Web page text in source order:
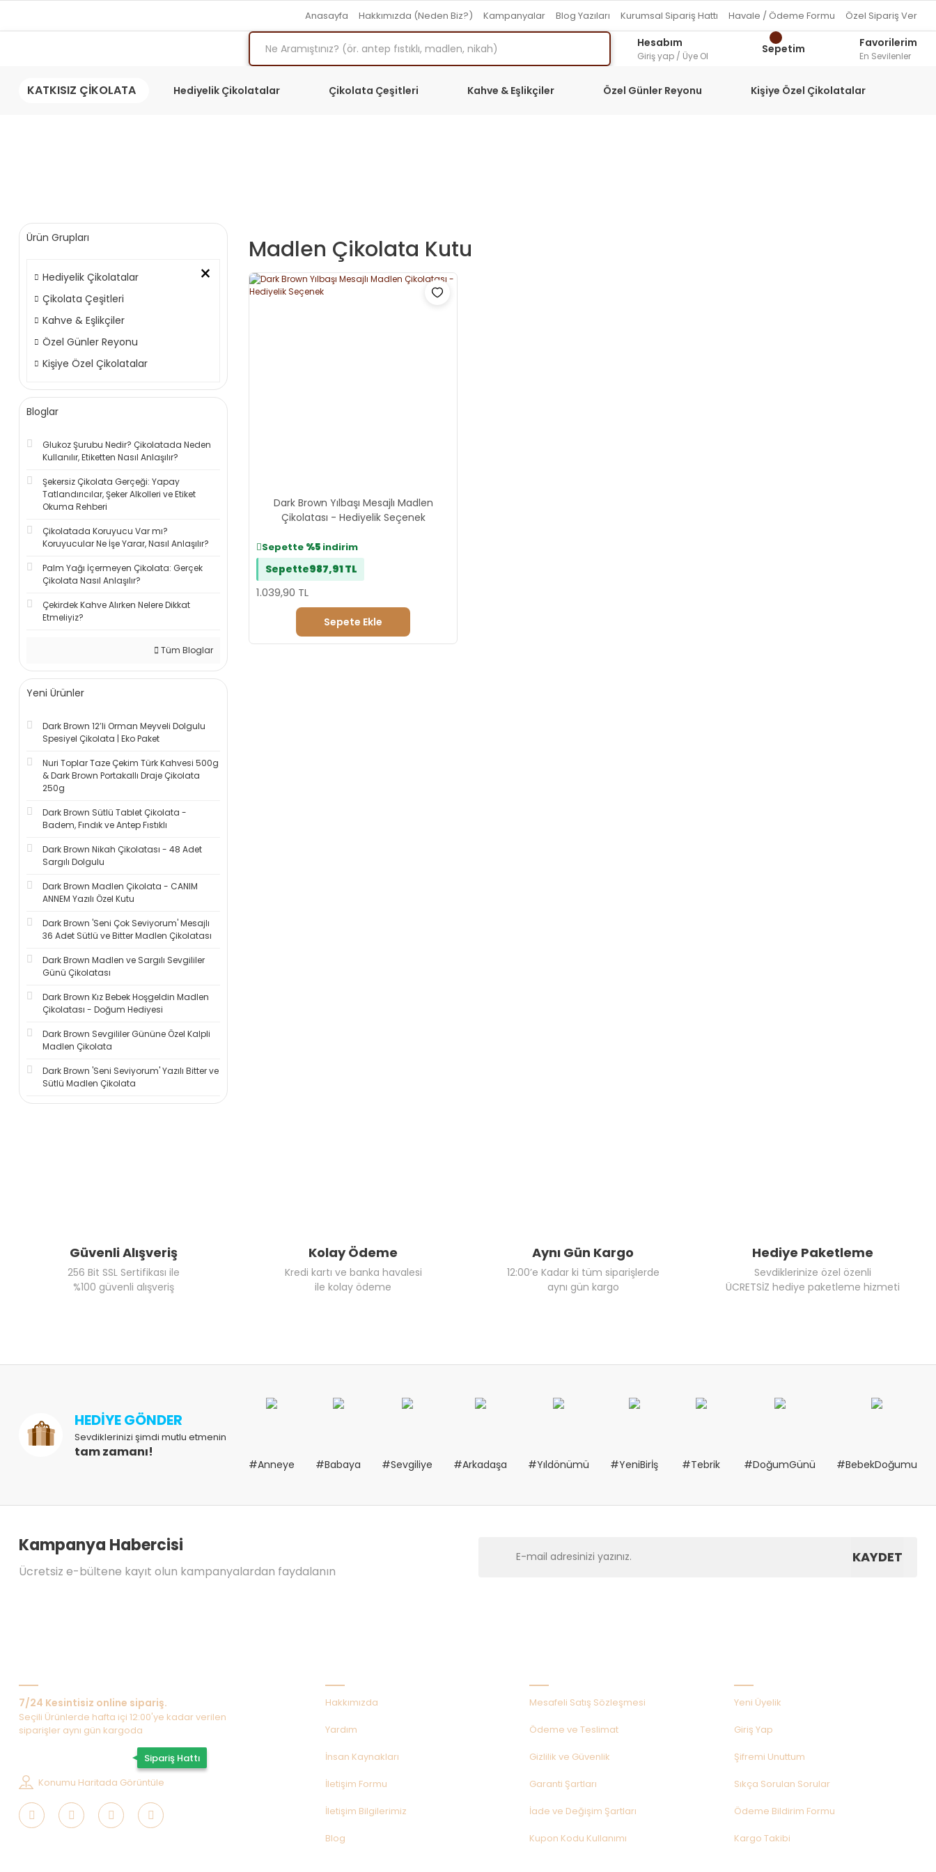
Anasayfa Hakkımızda (Neden Biz?) Kampanyalar Blog Yazıları Kurumsal Sipariş Hattı Havale / Ödeme Formu Özel Sipariş Ver
Hesabım
Giriş yap / Üye Ol
Sepetim Favorilerim
En Sevilenler
KATKISIZ ÇİKOLATA Hediyelik Çikolatalar Çikolata Çeşitleri Kahve & Eşlikçiler Özel Günler Reyonu Kişiye Özel Çikolatalar
Ürün Grupları
×
Hediyelik Çikolatalar
Çikolata Çeşitleri
Kahve & Eşlikçiler
Özel Günler Reyonu
Kişiye Özel Çikolatalar
Bloglar
Glukoz Şurubu Nedir? Çikolatada Neden
Kullanılır, Etiketten Nasıl Anlaşılır?
Şekersiz Çikolata Gerçeği: Yapay
Tatlandırıcılar, Şeker Alkolleri ve Etiket
Okuma Rehberi
Çikolatada Koruyucu Var mı?
Koruyucular Ne İşe Yarar, Nasıl Anlaşılır?
Palm Yağı İçermeyen Çikolata: Gerçek
Çikolata Nasıl Anlaşılır?
Çekirdek Kahve Alırken Nelere Dikkat
Etmeliyiz?
Tüm Bloglar
Yeni Ürünler
Dark Brown 12’li Orman Meyveli Dolgulu
Spesiyel Çikolata | Eko Paket
Nuri Toplar Taze Çekim Türk Kahvesi 500g
& Dark Brown Portakallı Draje Çikolata
250g
Dark Brown Sütlü Tablet Çikolata -
Badem, Fındık ve Antep Fıstıklı
Dark Brown Nikah Çikolatası - 48 Adet
Sargılı Dolgulu
Dark Brown Madlen Çikolata - CANIM
ANNEM Yazılı Özel Kutu
Dark Brown 'Seni Çok Seviyorum' Mesajlı
36 Adet Sütlü ve Bitter Madlen Çikolatası
Dark Brown Madlen ve Sargılı Sevgililer
Günü Çikolatası
Dark Brown Kız Bebek Hoşgeldin Madlen
Çikolatası - Doğum Hediyesi
Dark Brown Sevgililer Gününe Özel Kalpli
Madlen Çikolata
Dark Brown 'Seni Seviyorum' Yazılı Bitter ve
Sütlü Madlen Çikolata
Madlen Çikolata Kutu
Dark Brown Yılbaşı Mesajlı Madlen
Çikolatası - Hediyelik Seçenek
Sepette %5 indirim
Sepette987,91 TL
1.039,90 TL
Sepete Ekle
Güvenli Alışveriş
256 Bit SSL Sertifikası ile
%100 güvenli alışveriş
Kolay Ödeme
Kredi kartı ve banka havalesi
ile kolay ödeme
Aynı Gün Kargo
12:00’e Kadar ki tüm siparişlerde
aynı gün kargo
Hediye Paketleme
Sevdiklerinize özel özenli
ÜCRETSİZ hediye paketleme hizmeti
HEDİYE GÖNDER
Sevdiklerinizi şimdi mutlu etmenin
tam zamanı!
#Anneye #Babaya #Sevgiliye #Arkadaşa #Yıldönümü #YeniBirİş #Tebrik #DoğumGünü #BebekDoğumu
Kampanya Habercisi
Ücretsiz e-bültene kayıt olun kampanyalardan faydalanın
KAYDET
7/24 Kesintisiz online sipariş.
Seçili Ürünlerde hafta içi 12:00'ye kadar verilen
siparişler aynı gün kargoda
Sipariş Hattı
Konumu Haritada Görüntüle
Hakkımızda
Yardım
İnsan Kaynakları
İletişim Formu
İletişim Bilgilerimiz
Blog
Mesafeli Satış Sözleşmesi
Ödeme ve Teslimat
Gizlilik ve Güvenlik
Garanti Şartları
İade ve Değişim Şartları
Kupon Kodu Kullanımı
Yeni Üyelik
Giriş Yap
Şifremi Unuttum
Sıkça Sorulan Sorular
Ödeme Bildirim Formu
Kargo Takibi